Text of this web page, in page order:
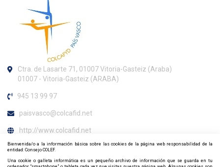
Ctra. de Lasarte 71, 01007 Vitoria-Gasteiz (Araba)
01007 - Vitoria-Gasteiz (ARABA)
945 13 99 97
paisvasco@colcafid.net
http://www.colcafid.net
Horario de atención al colegiado
Bienvenida/o a la información básica sobre las cookies de la página web responsabilidad de la
entidad: Consejo COLEF.
Una cookie o galleta informática es un pequeño archivo de información que se guarda en tu